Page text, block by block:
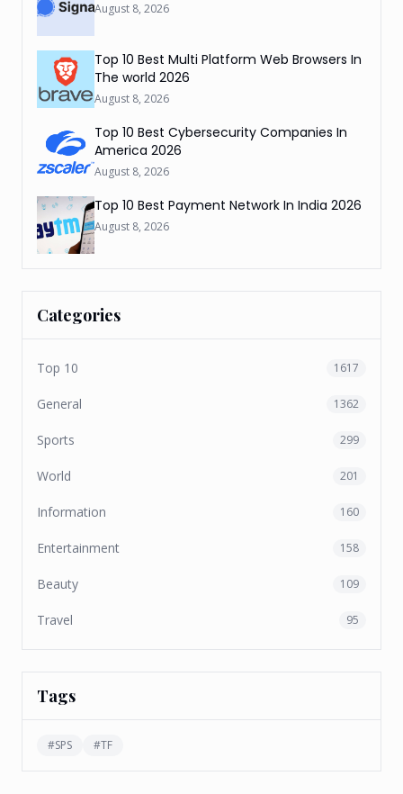
August 8, 2026
Top 10 Best Multi Platform Web Browsers In
The world 2026
August 8, 2026
Top 10 Best Cybersecurity Companies In
America 2026
August 8, 2026
Top 10 Best Payment Network In India 2026
August 8, 2026
Categories
Top 10 1617
General 1362
Sports 299
World 201
Information 160
Entertainment 158
Beauty 109
Travel 95
Tags
#SPS #TF